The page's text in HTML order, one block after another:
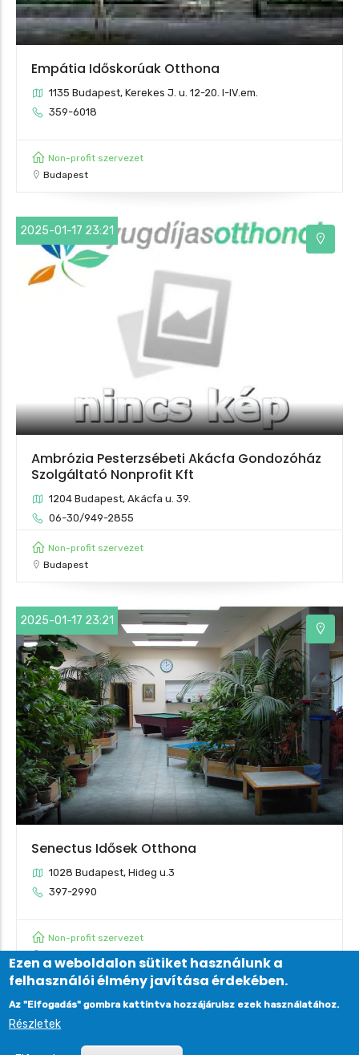
Empátia Időskorúak Otthona
1135 Budapest, Kerekes J. u. 12-20. I-IV.em.
359-6018
Non-profit szervezet
Budapest
Ambrózia Pesterzsébeti Akácfa Gondozóház
Szolgáltató Nonprofit Kft
1204 Budapest, Akácfa u. 39.
06-30/949-2855
2025-01-17 23:21
Non-profit szervezet
Budapest
Senectus Idősek Otthona
1028 Budapest, Hideg u.3
397-2990
2025-01-17 23:21
Non-profit szervezet
Budapest
Ezen a weboldalon sütiket használunk a
felhasználói élmény javítása érdekében.
Az "Elfogadás" gombra kattintva hozzájárulsz ezek használatához.
Részletek